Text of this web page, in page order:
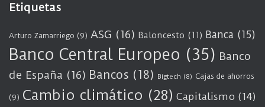
Etiquetas
Arturo Zamarriego (9) ASG (16) Baloncesto (11) Banca (15)
Banco Central Europeo (35) Banco
de España (16) Bancos (18) Bigtech (8) Cajas de ahorros
(9) Cambio climático (28) Capitalismo (14)